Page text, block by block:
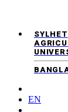
SYLHET
EN